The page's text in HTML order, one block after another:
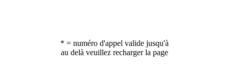
* = numéro d'appel valide jusqu'à
au delà veuillez recharger la page